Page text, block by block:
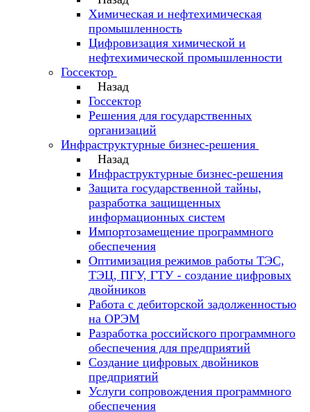
Химическая и нефтехимическая
промышленность
Цифровизация химической и
нефтехимической промышленности
Госсектор
Назад
Госсектор
Решения для государственных
организаций
Инфраструктурные бизнес-решения
Назад
Инфраструктурные бизнес-решения
Защита государственной тайны,
разработка защищенных
информационных систем
Импортозамещение программного
обеспечения
Оптимизация режимов работы ТЭС,
ТЭЦ, ПГУ, ГТУ - создание цифровых
двойников
Работа с дебиторской задолженностью
на ОРЭМ
Разработка российского программного
обеспечения для предприятий
Создание цифровых двойников
предприятий
Услуги сопровождения программного
обеспечения